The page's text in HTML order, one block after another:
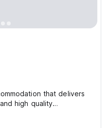
that delivers
high quality
our guests can enjoy a